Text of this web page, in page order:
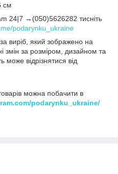
см
24|7 →(050)5626282 тисніть
podarynku_ukraine
виріб, який зображено на
змін за розміром, дизайном та
може відрізнятися від
можна побачити в
podarynku_ukraine/